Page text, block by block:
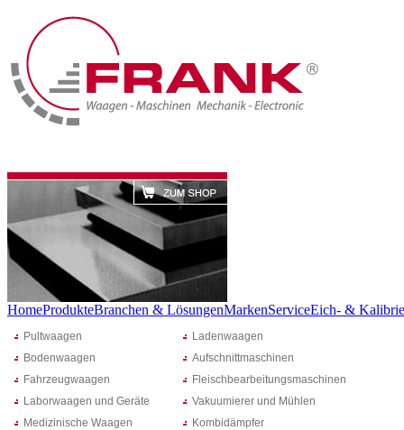
HomeProdukteBranchen & LösungenMarkenServiceEich- &
Pultwaagen
Bodenwaagen
Fahrzeugwaagen
Laborwaagen und Geräte
Medizinische Waagen
Ladenwaagen
Aufschnittmaschinen
Fleischbearbeitungsmaschinen
Vakuumierer und Mühlen
Kombidämpfer